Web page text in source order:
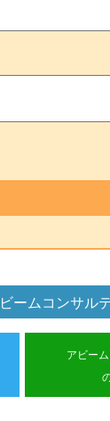
ームコンサル
アビー